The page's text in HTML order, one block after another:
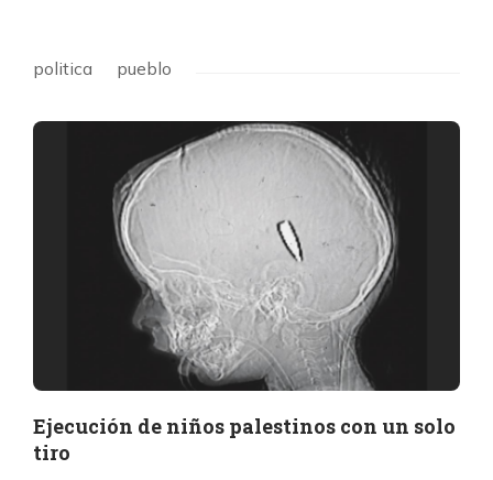
politica pueblo
Ejecución de niños palestinos con un solo
tiro